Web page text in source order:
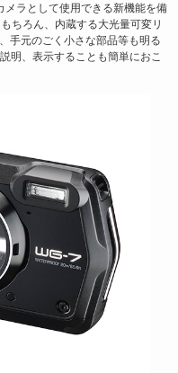
ラとして使用できる新機能を備
ちろん、内蔵する大光量可変リ
手元のごく小さな部品等も明る
明、表示することも簡単におこ